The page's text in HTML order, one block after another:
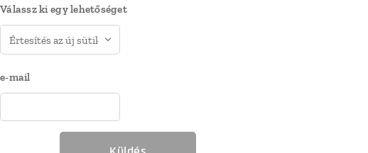
Válassz ki egy lehetőséget
e-mail